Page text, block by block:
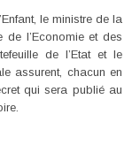
le ministre de la
de l’Economie et des
de l’Etat et le
assurent, chacun en
qui sera publié au